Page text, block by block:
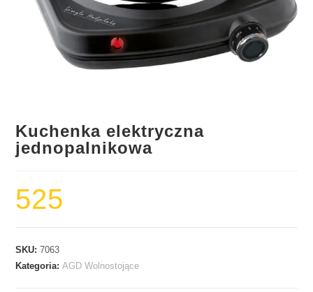
Kuchenka elektryczna
jednopalnikowa
525
SKU:7063
Kategoria:AGD Wolnostojące